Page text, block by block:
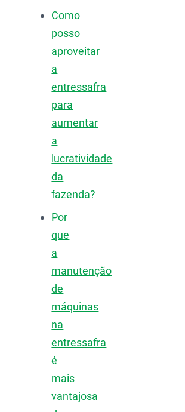
Como
posso
aproveitar
a
entressafra
para
aumentar
a
lucratividade
da
fazenda?
Por
que
a
manutenção
de
máquinas
na
entressafra
é
mais
vantajosa